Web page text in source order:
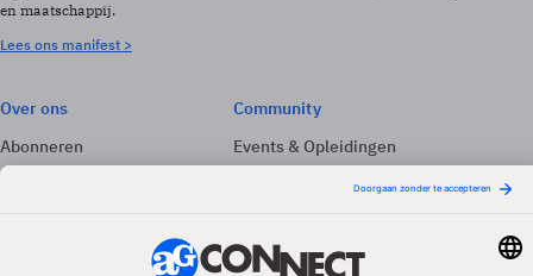
en maatschappij.
Lees ons manifest >
Over ons
Abonneren
Adverteren
Community
Events & Opleidingen
Nieuwsbrieven